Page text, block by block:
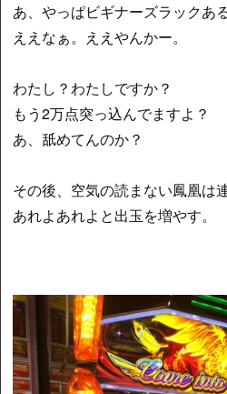
あ、やっぱビギナーズラックある
ええなぁ。ええやんかー。
わたし？わたしですか？
もう2万点突っ込んでますよ？
あ、舐めてんのか？
その後、空気の読まない鳳凰は
あれよあれよと出玉を増やす。